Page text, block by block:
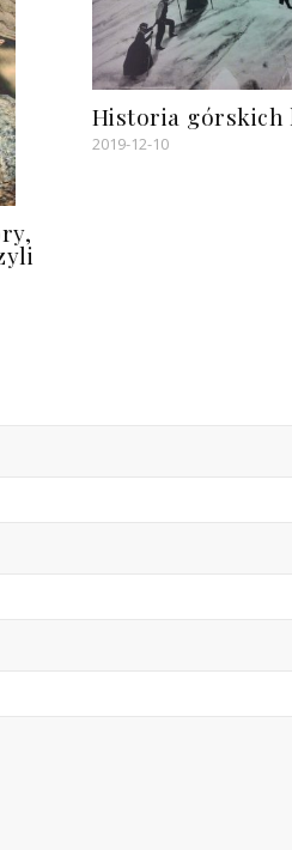
Historia górskich
2019-12-10